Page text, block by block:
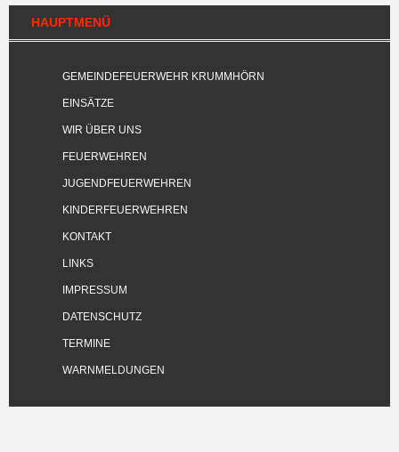
HAUPTMENÜ
GEMEINDEFEUERWEHR KRUMMHÖRN
EINSÄTZE
WIR ÜBER UNS
FEUERWEHREN
JUGENDFEUERWEHREN
KINDERFEUERWEHREN
KONTAKT
LINKS
IMPRESSUM
DATENSCHUTZ
TERMINE
WARNMELDUNGEN